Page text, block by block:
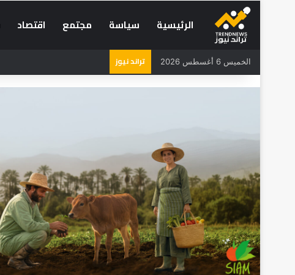
الرئيسية سياسة مجتمع اقتصاد
الخميس 6 أغسطس 2026 تراند نيوز